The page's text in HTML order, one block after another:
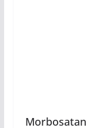
Morbosatan